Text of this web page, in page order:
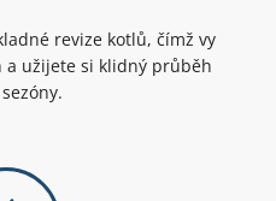
revize kotlů, čímž vy
užijete si klidný průběh